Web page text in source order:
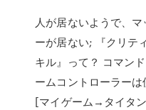
人が居ないようで、
ーが居ない; 『クリテ
キル』って？ コマン
ームコントローラー
[マイゲーム→タイタ